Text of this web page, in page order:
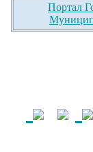
Портал